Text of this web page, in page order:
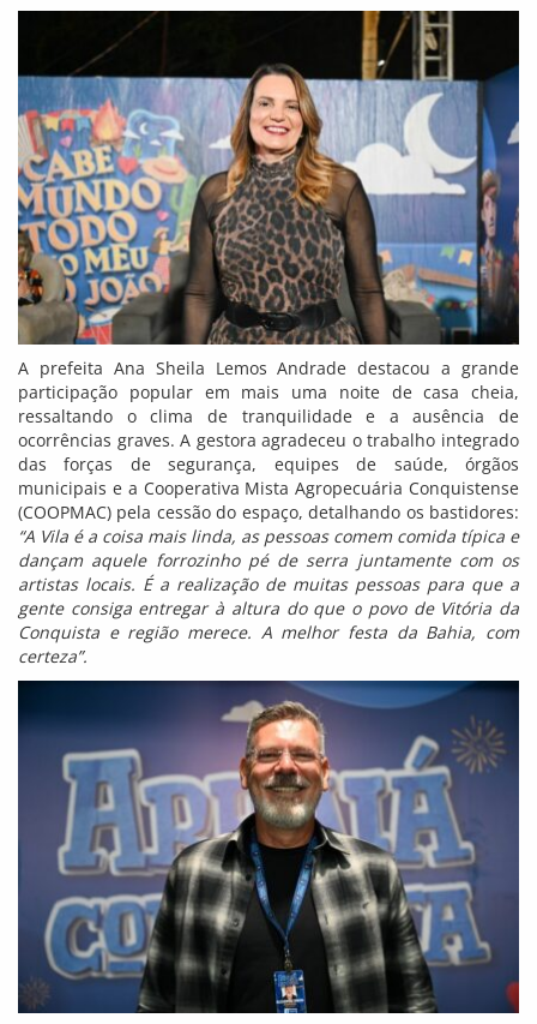
A prefeita Ana Sheila Lemos Andrade destacou a grande
participação popular em mais uma noite de casa cheia,
ressaltando o clima de tranquilidade e a ausência de
ocorrências graves. A gestora agradeceu o trabalho integrado
das forças de segurança, equipes de saúde, órgãos
municipais e a Cooperativa Mista Agropecuária Conquistense
(COOPMAC) pela cessão do espaço, detalhando os bastidores:
“A Vila é a coisa mais linda, as pessoas comem comida típica e
dançam aquele forrozinho pé de serra juntamente com os
artistas locais. É a realização de muitas pessoas para que a
gente consiga entregar à altura do que o povo de Vitória da
Conquista e região merece. A melhor festa da Bahia, com
certeza”.